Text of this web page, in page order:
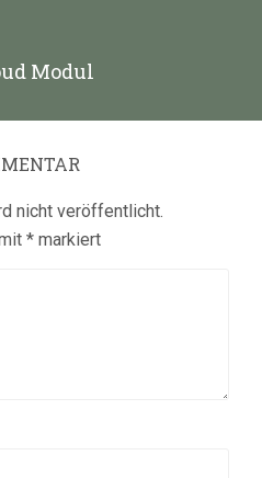
Modul
nicht veröffentlicht.
* markiert